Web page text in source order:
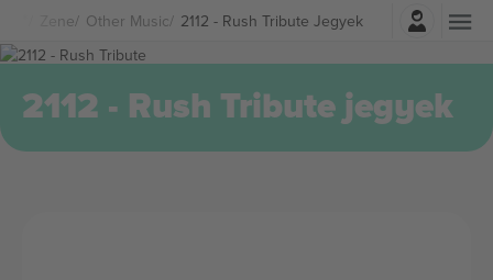
Zene Other Music 2112 - Rush Tribute Jegyek
Belépés
2112 - Rush Tribute jegyek